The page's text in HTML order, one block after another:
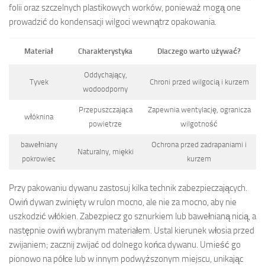
folii oraz szczelnych plastikowych worków, ponieważ mogą one
prowadzić do kondensacji wilgoci wewnątrz opakowania.
Materiał Charakterystyka Dlaczego warto używać?
Tyvek
Oddychający,
wodoodporny
Chroni przed wilgocią i kurzem
włóknina
Przepuszczająca
powietrze
Zapewnia wentylację, ogranicza
wilgotność
bawełniany
pokrowiec
Naturalny, miękki
Ochrona przed zadrapaniami i
kurzem
Przy pakowaniu dywanu zastosuj kilka technik zabezpieczających.
Owiń dywan zwinięty w rulon mocno, ale nie za mocno, aby nie
uszkodzić włókien. Zabezpiecz go sznurkiem lub bawełnianą nicią, a
następnie owiń wybranym materiałem. Ustal kierunek włosia przed
zwijaniem; zacznij zwijać od dolnego końca dywanu. Umieść go
pionowo na półce lub w innym podwyższonym miejscu, unikając